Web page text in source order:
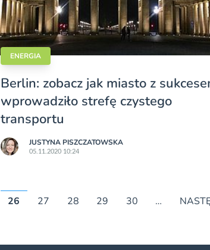
ENERGIA
Berlin: zobacz jak miasto z
wprowadziło strefę czystego
transportu
JUSTYNA PISZCZATOWSKA
05.11.2020 10:24
26 27 28 29 30 …